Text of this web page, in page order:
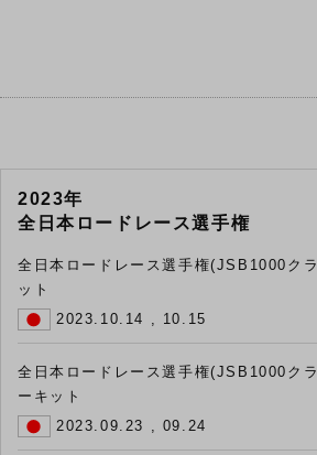
2023年
全日本ロードレース選手権
全日本ロードレース選手権(JSB1000ク
ット
2023.10.14 , 10.15
全日本ロードレース選手権(JSB1000ク
ーキット
2023.09.23 , 09.24